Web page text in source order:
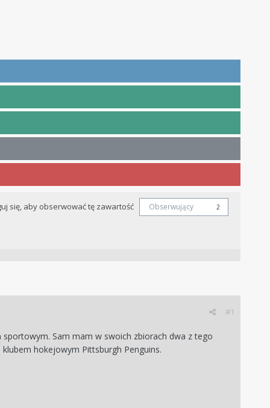
się, aby obserwować tę zawartość Obserwujący 2
#1
Sam mam w swoich zbiorach dwa z tego
hokejowym Pittsburgh Penguins.